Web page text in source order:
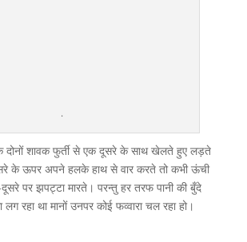
.
शावक फुर्ती से एक दूसरे के साथ खेलते हुए लड़ते
के ऊपर अपने हलके हाथ से वार करते तो कभी ऊंची
पर झपट्टा मारते। परन्तु हर तरफ पानी की बुँदे
रहा था मानों उनपर कोई फव्वारा चल रहा हो।